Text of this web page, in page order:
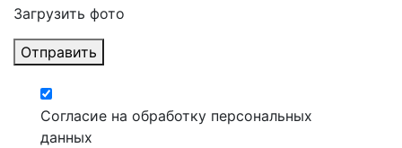
Загрузить фото
Отправить
Согласие на обработку персональных
данных